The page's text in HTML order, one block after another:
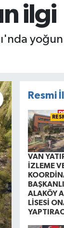
ilgi
yoğun
Resmi
VAN
İZLEME
ALAKÖY
LİSESİ